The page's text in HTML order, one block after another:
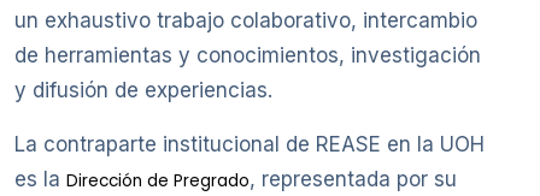
un exhaustivo trabajo colaborativo, intercambio
de herramientas y conocimientos, investigación
y difusión de experiencias.
La contraparte institucional de REASE en la UOH
es la Dirección de Pregrado, representada por su